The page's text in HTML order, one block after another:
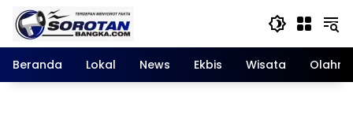
Langsung
konten
Beranda
Lokal News Ekbis Wisata